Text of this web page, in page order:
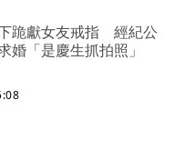
跪獻女友戒指 經紀公
婚「是慶生抓拍照」